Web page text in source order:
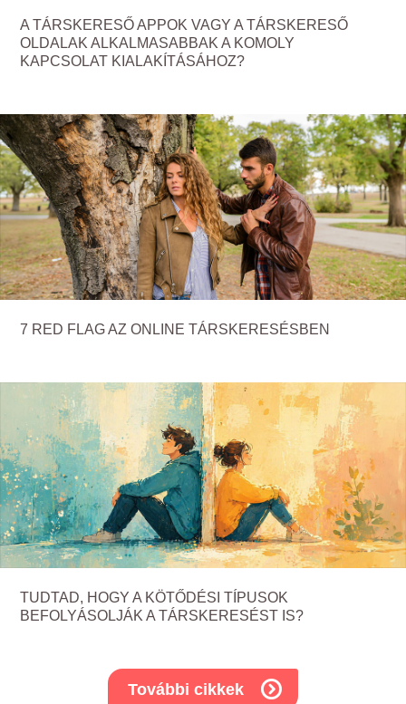
A TÁRSKERESŐ APPOK VAGY A TÁRSKERESŐ
OLDALAK ALKALMASABBAK A KOMOLY
KAPCSOLAT KIALAKÍTÁSÁHOZ?
7 RED FLAG AZ ONLINE TÁRSKERESÉSBEN
TUDTAD, HOGY A KÖTŐDÉSI TÍPUSOK
BEFOLYÁSOLJÁK A TÁRSKERESÉST IS?
További cikkek